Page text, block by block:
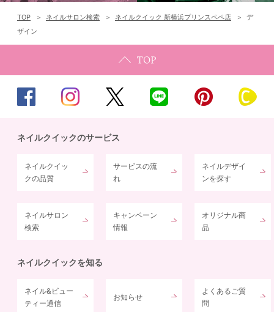
TOP ネイルサロン検索 ネイルクイック 新横浜プリンスペペ店
デ
ザイン
ネイルクイックのサービス
ネイルクイッ
クの品質
サービスの流
れ
ネイルデザイ
ンを探す
ネイルサロン
検索
キャンペーン
情報
オリジナル商
品
ネイルクイックを知る
ネイル&ビュー
ティー通信
お知らせ
よくあるご質
問